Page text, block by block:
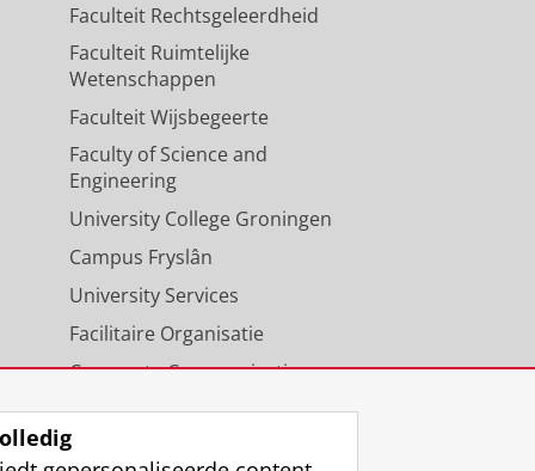
Faculteit Rechtsgeleerdheid
Faculteit Ruimtelijke
Wetenschappen
Faculteit Wijsbegeerte
Faculty of Science and
Engineering
University College Groningen
Campus Fryslân
University Services
Facilitaire Organisatie
Corporate Communicatie
Agenda